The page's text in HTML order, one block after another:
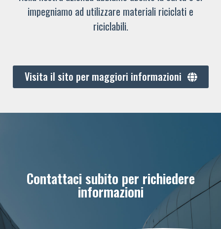
impegniamo ad utilizzare materiali riciclati e
riciclabili.
Visita il sito per maggiori informazioni
Contattaci subito per richiedere
informazioni